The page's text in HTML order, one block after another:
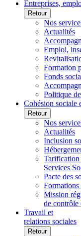
Entreprises,
Retour
Nos
Actualités
Emploi,
Formation
Fonds
Politique
Cohésion sociale
Retour
Nos
Actualités
Inclusion
Tarification
Services
Pacte des
Formations
Mission
de
Travail et
relations sociales
Retour